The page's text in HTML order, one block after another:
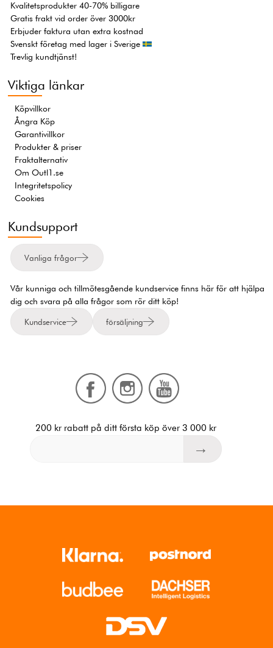
Kvalitetsprodukter 40-70% billigare
Gratis frakt vid order över 3000kr
Erbjuder faktura utan extra kostnad
Svenskt företag med lager i Sverige
Trevlig kundtjänst!
Viktiga länkar
Köpvillkor
Ångra Köp
Garantivillkor
Produkter & priser
Fraktalternativ
Om Outl1.se
Integritetspolicy
Cookies
Kundsupport
Vanliga frågor
Vår kunniga och tillmötesgående kundservice finns här för att hjälpa
dig och svara på alla frågor som rör ditt köp!
Kundservice försäljning
200 kr rabatt på ditt första köp över 3 000 kr